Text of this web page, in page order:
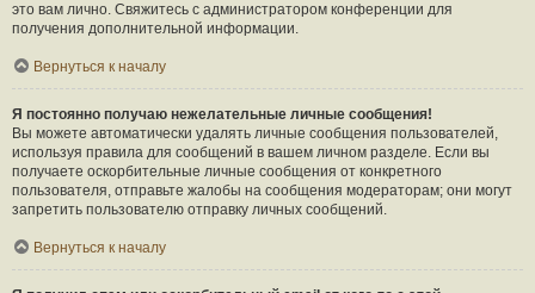
это вам лично. Свяжитесь с администратором конференции для
получения дополнительной информации.
Вернуться к началу
Я постоянно получаю нежелательные личные сообщения!
Вы можете автоматически удалять личные сообщения пользователей,
используя правила для сообщений в вашем личном разделе. Если вы
получаете оскорбительные личные сообщения от конкретного
пользователя, отправьте жалобы на сообщения модераторам; они могут
запретить пользователю отправку личных сообщений.
Вернуться к началу